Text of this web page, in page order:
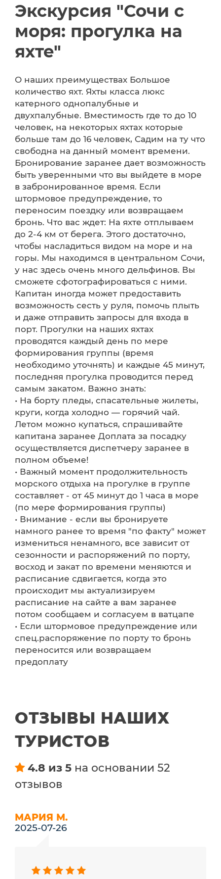
Экскурсия "Сочи с
моря: прогулка на
яхте"
О наших преимуществах Большое
количество яхт. Яхты класса люкс
катерного однопалубные и
двухпалубные. Вместимость где то до 10
человек, на некоторых яхтах которые
больше там до 16 человек, Садим на ту что
свободна на данный момент времени.
Бронирование заранее дает возможность
быть уверенными что вы выйдете в море
в забронированное время. Если
штормовое предупреждение, то
переносим поездку или возвращаем
бронь. Что вас ждет: На яхте отплываем
до 2-4 км от берега. Этого достаточно,
чтобы насладиться видом на море и на
горы. Мы находимся в центральном Сочи,
у нас здесь очень много дельфинов. Вы
сможете сфотографироваться с ними.
Капитан иногда может предоставить
возможность сесть у руля, помочь плыть
и даже отправить запросы для входа в
порт. Прогулки на наших яхтах
проводятся каждый день по мере
формирования группы (время
необходимо уточнять) и каждые 45 минут,
последняя прогулка проводится перед
самым закатом. Важно знать:
• На борту пледы, спасательные жилеты,
круги, когда холодно — горячий чай.
Летом можно купаться, спрашивайте
капитана заранее Доплата за посадку
осуществляется диспетчеру заранее в
полном объеме!
• Важный момент продолжительность
морского отдыха на прогулке в группе
составляет - от 45 минут до 1 часа в море
(по мере формирования группы)
• Внимание - если вы бронируете
намного ранее то время "по факту" может
измениться ненамного, все зависит от
сезонности и распоряжений по порту,
восход и закат по времени меняются и
расписание сдвигается, когда это
происходит мы актуализируем
расписание на сайте а вам заранее
потом сообщаем и согласуем в ватцапе
• Если штормовое предупреждение или
спец.распоряжение по порту то бронь
переносится или возвращаем
предоплату
ОТЗЫВЫ НАШИХ
ТУРИСТОВ
4.8 из 5 на основании 52
отзывов
МАРИЯ М.
2025-07-26